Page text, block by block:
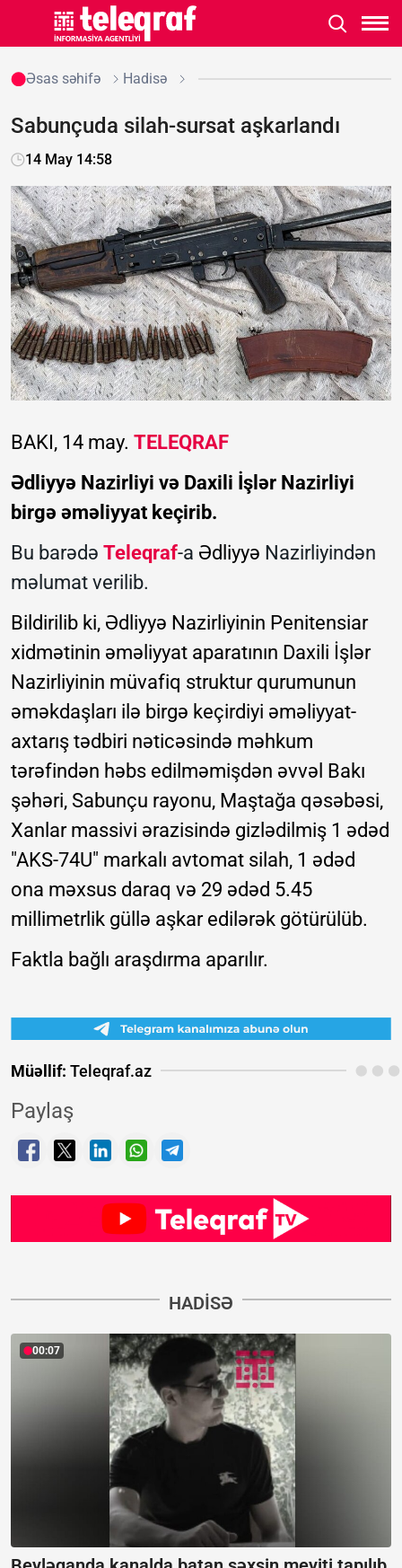
Əsas səhifə Hadisə
Sabunçuda silah-sursat aşkarlandı
14 May 14:58
BAKI, 14 may. TELEQRAF
Ədliyyə Nazirliyi və Daxili İşlər Nazirliyi
birgə əməliyyat keçirib.
Bu barədə Teleqraf-a Ədliyyə Nazirliyindən
məlumat verilib.
Bildirilib ki, Ədliyyə Nazirliyinin Penitensiar
xidmətinin əməliyyat aparatının Daxili İşlər
Nazirliyinin müvafiq struktur qurumunun
əməkdaşları ilə birgə keçirdiyi əməliyyat-
axtarış tədbiri nəticəsində məhkum
tərəfindən həbs edilməmişdən əvvəl Bakı
şəhəri, Sabunçu rayonu, Maştağa qəsəbəsi,
Xanlar massivi ərazisində gizlədilmiş 1 ədəd
"AKS-74U" markalı avtomat silah, 1 ədəd
ona məxsus daraq və 29 ədəd 5.45
millimetrlik güllə aşkar edilərək götürülüb.
Faktla bağlı araşdırma aparılır.
Müəllif: Teleqraf.az
Paylaş
HADISƏ
00:07